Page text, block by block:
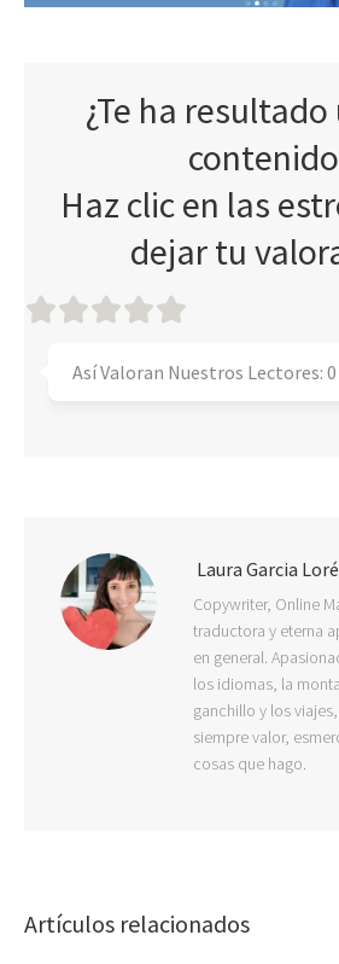
¿Te ha
Haz clic en las
dejar tu
Así Valoran Nuestros Lectores: 0
Laura Garcia
Copywriter, Online
traductora y eterna
en general.
los idiomas, la
ganchillo y los
siempre valor,
cosas que hago.
Artículos relacionados